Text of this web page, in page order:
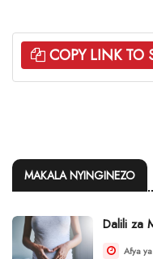
COPY LINK TO
MAKALA NYINGINEZO
Dalili za
Afya